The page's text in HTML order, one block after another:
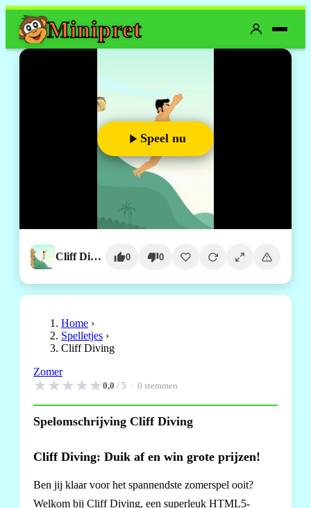
Minipret
Speel nu
Cliff Diving 0 0
Home ›
Spelletjes ›
Cliff Diving
Zomer
★★★★★0,0 / 5 · 0 stemmen
Spelomschrijving Cliff Diving
Cliff Diving: Duik af en win grote prijzen!
Ben jij klaar voor het spannendste zomerspel ooit?
Welkom bij Cliff Diving, een superleuk HTML5-